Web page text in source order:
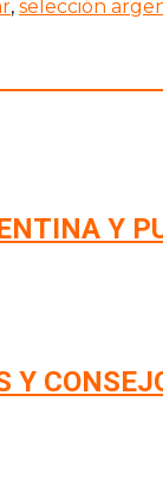
, selección
Y
Y